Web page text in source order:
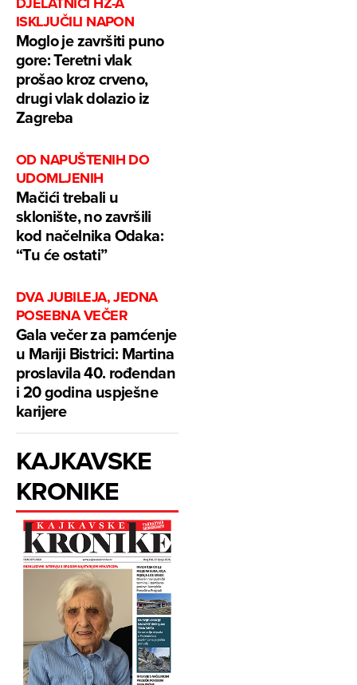
ISKLJUČILI NAPON
Moglo je završiti puno
gore: Teretni vlak
prošao kroz crveno,
drugi vlak dolazio iz
Zagreba
OD NAPUŠTENIH DO
UDOMLJENIH
Mačići trebali u
sklonište, no završili
kod načelnika Odaka:
“Tu će ostati”
DVA JUBILEJA, JEDNA
POSEBNA VEČER
Gala večer za pamćenje
u Mariji Bistrici: Martina
proslavila 40. rođendan
i 20 godina uspješne
karijere
KAJKAVSKE
KRONIKE